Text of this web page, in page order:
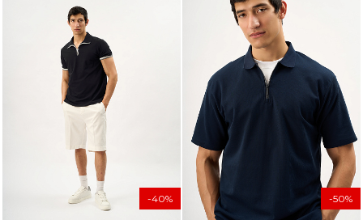
-40% -50%